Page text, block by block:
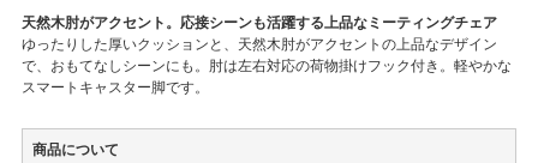
天然木肘がアクセント。応接シーンも活躍する上品なミーティングチェア
ゆったりした厚いクッションと、天然木肘がアクセントの上品なデザイン
で、おもてなしシーンにも。肘は左右対応の荷物掛けフック付き。軽やかな
スマートキャスター脚です。
商品について